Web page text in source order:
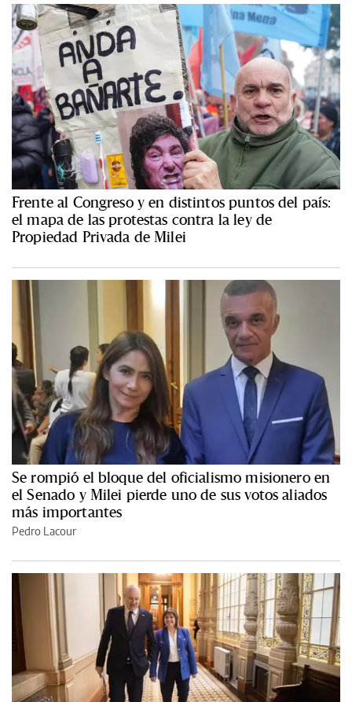
Frente al Congreso y en distintos puntos del país:
el mapa de las protestas contra la ley de
Propiedad Privada de Milei
Se rompió el bloque del oficialismo misionero en
el Senado y Milei pierde uno de sus votos aliados
más importantes
Pedro Lacour